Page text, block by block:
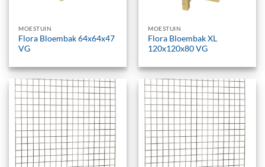
MOESTUIN
Flora Bloembak 64x64x47
VG
MOESTUIN
Flora Bloembak XL
120x120x80 VG